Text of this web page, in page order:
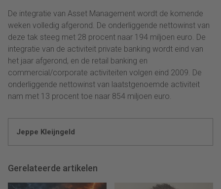
De integratie van Asset Management wordt de komende
weken volledig afgerond. De onderliggende nettowinst van
deze tak steeg met 28 procent naar 194 miljoen euro. De
integratie van de activiteit private banking wordt eind van
het jaar afgerond, en de retail banking en
commercial/corporate activiteiten volgen eind 2009. De
onderliggende nettowinst van laatstgenoemde activiteit
nam met 13 procent toe naar 854 miljoen euro.
Jeppe Kleijngeld
Gerelateerde artikelen